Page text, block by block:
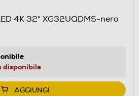
4K 32" XG32UQDMS-nero
disponibile
AGGIUNGI